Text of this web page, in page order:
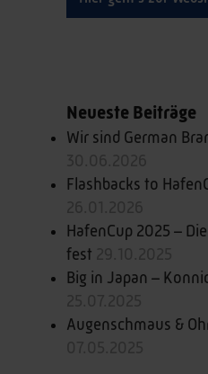
Neueste Beiträge
Wir sind German
Flashbacks to
HafenCup 2025 –
fest
Big in Japan –
Augenschmaus &